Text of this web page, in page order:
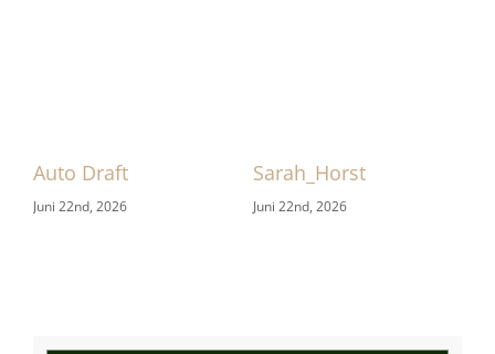
Auto Draft
Juni 22nd, 2026
Sarah_Horst
Juni 22nd, 2026